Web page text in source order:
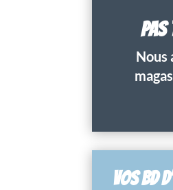
PAS
Nous
VOS BD